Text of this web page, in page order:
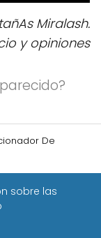
Miralash.
y opiniones
De
sobre las